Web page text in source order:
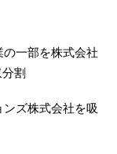
一部を株式会社
割
ズ株式会社を吸